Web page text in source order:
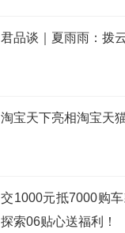
君品谈｜夏雨雨：拨
淘宝天下亮相淘宝天
交1000元抵7000购
探索06贴心送福利！